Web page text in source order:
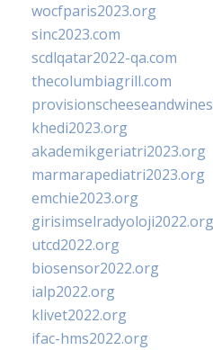
wocfparis2023.org
sinc2023.com
scdlqatar2022-qa.com
thecolumbiagrill.com
khedi2023.org
akademikgeriatri2023.org
marmarapediatri2023.org
emchie2023.org
girisimselradyoloji2022.org
utcd2022.org
biosensor2022.org
ialp2022.org
klivet2022.org
ifac-hms2022.org